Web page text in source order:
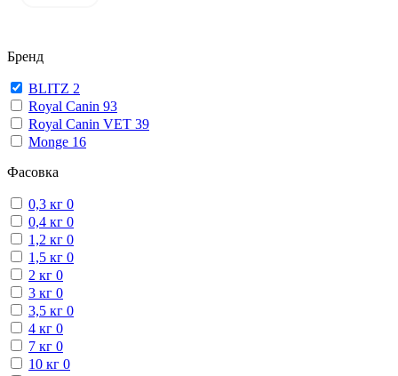
Бренд
BLITZ 2
Royal Canin 93
Royal Canin VET 39
Monge 16
Фасовка
0,3 кг 0
0,4 кг 0
1,2 кг 0
1,5 кг 0
2 кг 0
3 кг 0
3,5 кг 0
4 кг 0
7 кг 0
10 кг 0